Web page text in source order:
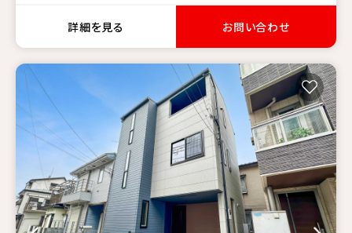
詳細を見る お問い合わせ